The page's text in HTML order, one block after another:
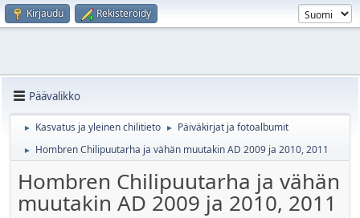
Kirjaudu Rekisteröidy
Päävalikko
► Kasvatus ja yleinen chilitieto ► Päiväkirjat ja fotoalbumit
► Hombren Chilipuutarha ja vähän muutakin AD 2009 ja 2010, 2011
Hombren Chilipuutarha ja vähän
muutakin AD 2009 ja 2010, 2011